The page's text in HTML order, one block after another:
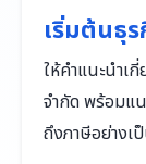
เริ่มต้นธุ
ให้คำแนะนำเ
จำกัด พร้อมแ
ถึงภาษีอย่างเ